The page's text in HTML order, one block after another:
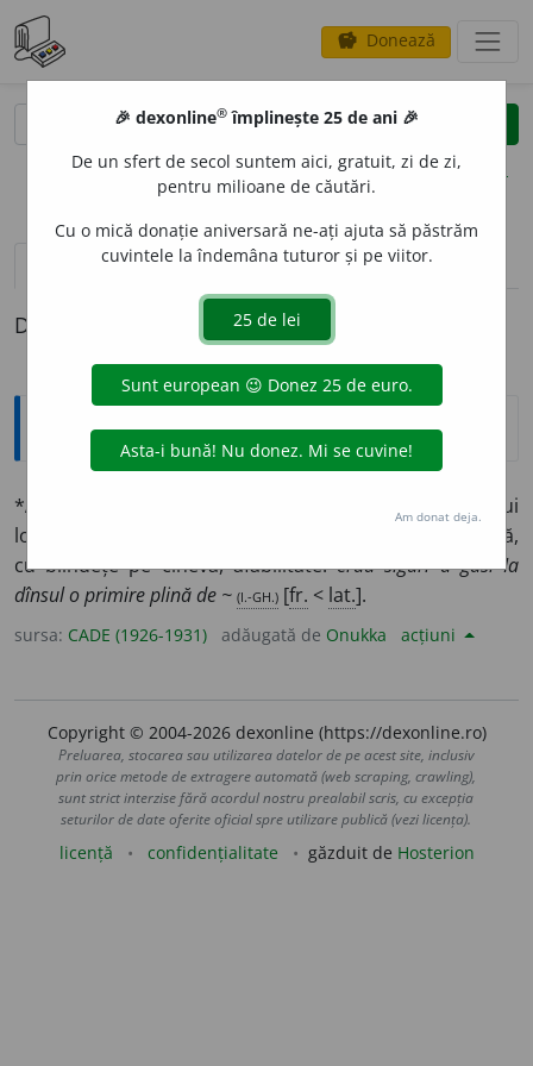
savings Donează
clear
opțiuni
definiții (1)
Definiția cu ID-ul 1332301:
Explicative DEX
*AMENIT
1 Plăcere ce produce frumusețea unui
loc
Firea aceluia care primește cu bunăvoință,
cu blîndețe pe cineva, afabilitate:erau siguri a găsi Ia
dînsul o primire plină de ~(I.-GH.) [fr. < lat.].
sursa: CADE (1926-1931) adăugată de Onukka acțiuni
Copyright © 2004-2026 dexonline (https://dexonline.ro)
Preluarea, stocarea sau utilizarea datelor de pe acest site, inclusiv
prin orice metode de extragere automată (web scraping, crawling),
sunt strict interzise fără acordul nostru prealabil scris, cu excepția
seturilor de date oferite oficial spre utilizare publică (vezi licența).
licență confidențialitate găzduit de Hosterion
🎉 dexonline® împlinește 25 de ani 🎉
De un sfert de secol suntem aici, gratuit, zi de zi,
pentru milioane de căutări.
Cu o mică donație aniversară ne-ați ajuta să păstrăm
cuvintele la îndemâna tuturor și pe viitor.
Am donat deja.